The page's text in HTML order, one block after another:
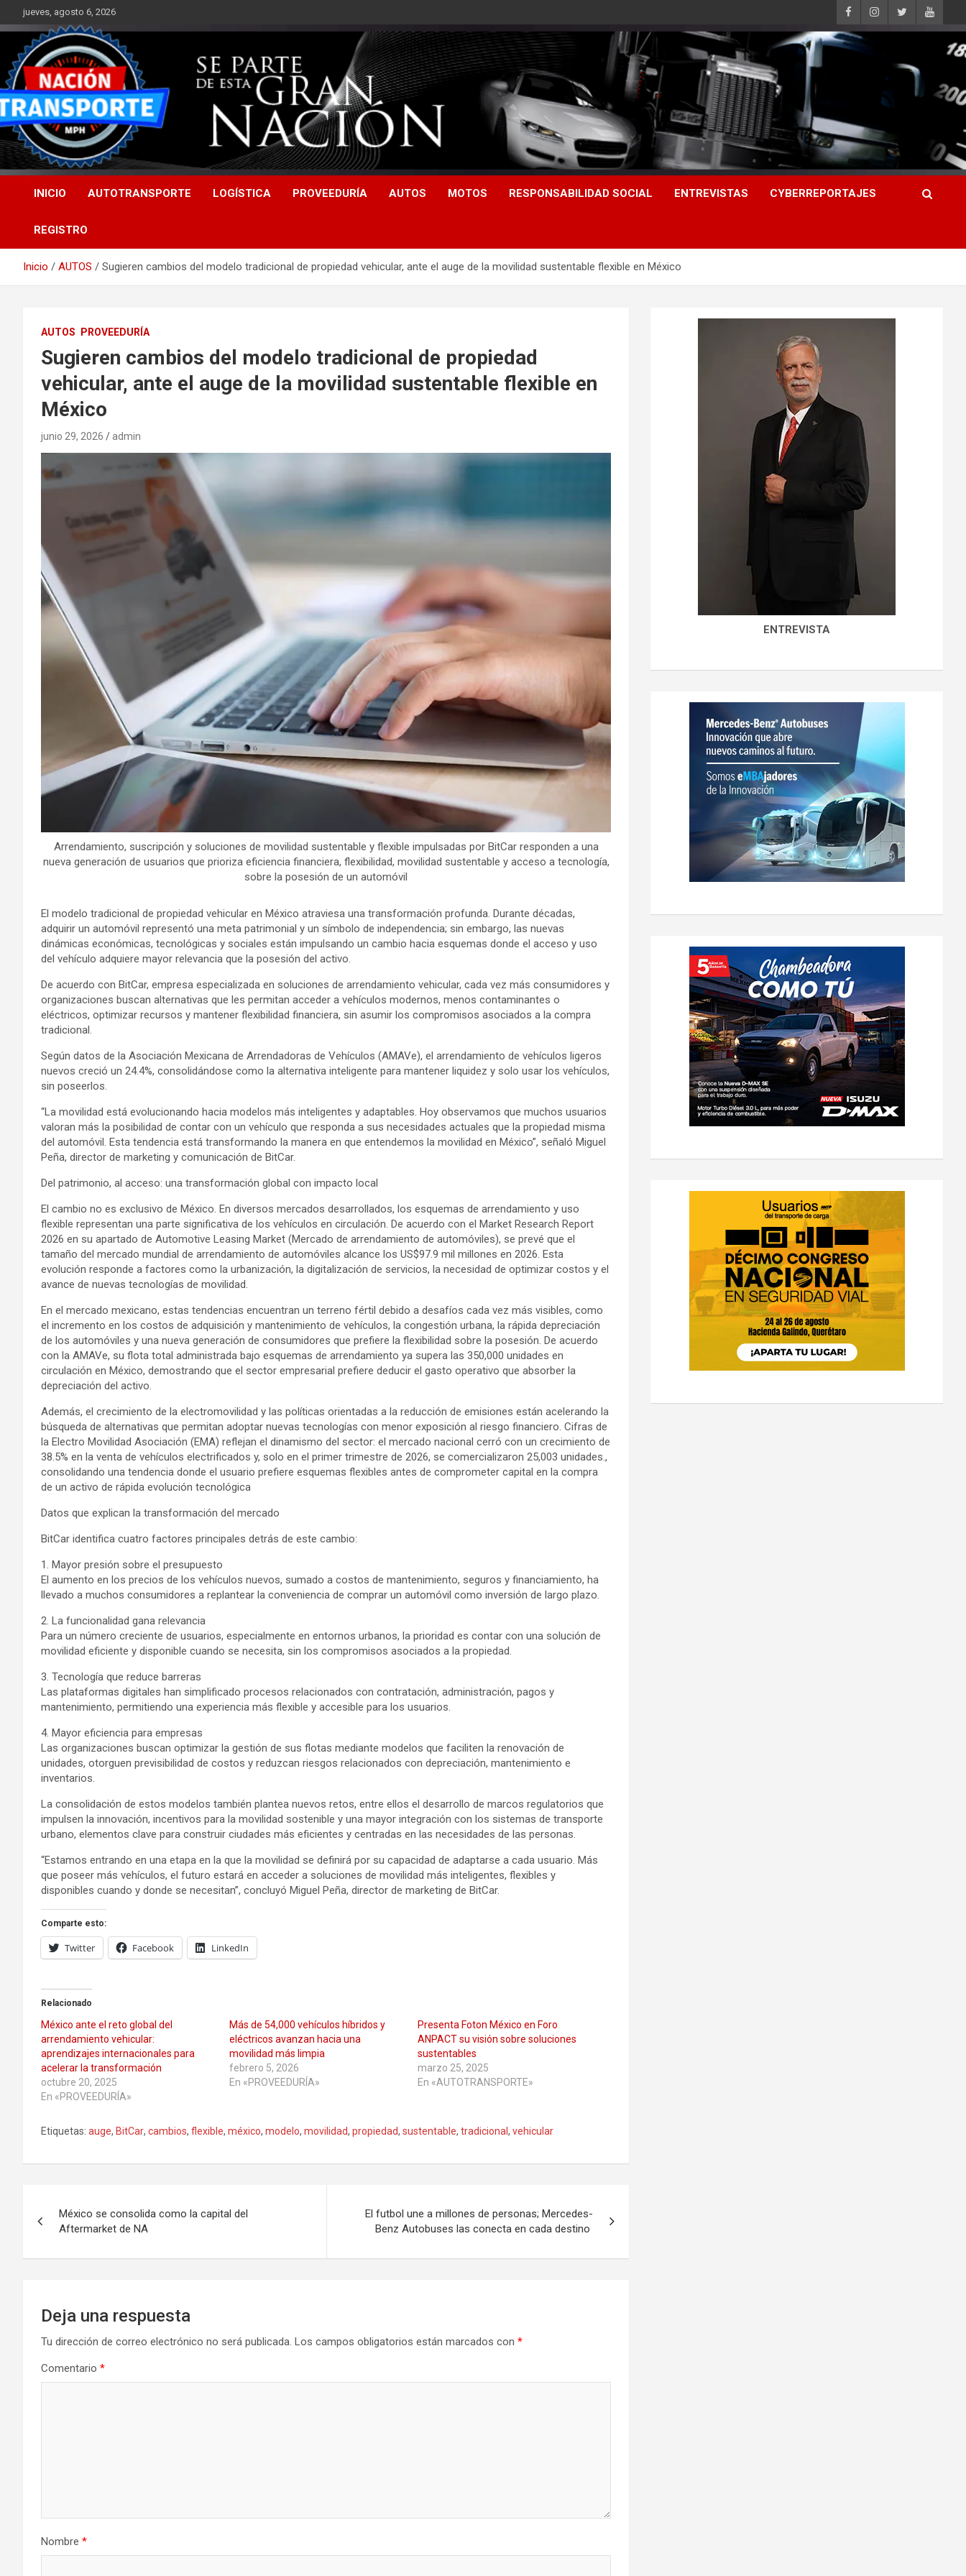
Saltar
al
contenido
jueves, agosto 6, 2026
INICIO AUTOTRANSPORTE LOGÍSTICA PROVEEDURÍA AUTOS MOTOS RESPONSABILIDAD SOCIAL ENTREVISTAS CYBERREPORTAJES
REGISTRO
Inicio AUTOS Sugieren cambios del modelo tradicional de propiedad vehicular, ante el auge de la movilidad sustentable flexible en México
AUTOS PROVEEDURÍA
Sugieren cambios del modelo tradicional de propiedad
vehicular, ante el auge de la movilidad sustentable flexible en
México
junio 29, 2026 admin
Arrendamiento, suscripción y soluciones de movilidad sustentable y flexible impulsadas por BitCar responden a una
nueva generación de usuarios que prioriza eficiencia financiera, flexibilidad, movilidad sustentable y acceso a tecnología,
sobre la posesión de un automóvil
El modelo tradicional de propiedad vehicular en México atraviesa una transformación profunda. Durante décadas,
adquirir un automóvil representó una meta patrimonial y un símbolo de independencia; sin embargo, las nuevas
dinámicas económicas, tecnológicas y sociales están impulsando un cambio hacia esquemas donde el acceso y uso
del vehículo adquiere mayor relevancia que la posesión del activo.
De acuerdo con BitCar, empresa especializada en soluciones de arrendamiento vehicular, cada vez más consumidores y
organizaciones buscan alternativas que les permitan acceder a vehículos modernos, menos contaminantes o
eléctricos, optimizar recursos y mantener flexibilidad financiera, sin asumir los compromisos asociados a la compra
tradicional.
Según datos de la Asociación Mexicana de Arrendadoras de Vehículos (AMAVe), el arrendamiento de vehículos ligeros
nuevos creció un 24.4%, consolidándose como la alternativa inteligente para mantener liquidez y solo usar los vehículos,
sin poseerlos.
“La movilidad está evolucionando hacia modelos más inteligentes y adaptables. Hoy observamos que muchos usuarios
valoran más la posibilidad de contar con un vehículo que responda a sus necesidades actuales que la propiedad misma
del automóvil. Esta tendencia está transformando la manera en que entendemos la movilidad en México”, señaló Miguel
Peña, director de marketing y comunicación de BitCar.
Del patrimonio, al acceso: una transformación global con impacto local
El cambio no es exclusivo de México. En diversos mercados desarrollados, los esquemas de arrendamiento y uso
flexible representan una parte significativa de los vehículos en circulación. De acuerdo con el Market Research Report
2026 en su apartado de Automotive Leasing Market (Mercado de arrendamiento de automóviles), se prevé que el
tamaño del mercado mundial de arrendamiento de automóviles alcance los US$97.9 mil millones en 2026. Esta
evolución responde a factores como la urbanización, la digitalización de servicios, la necesidad de optimizar costos y el
avance de nuevas tecnologías de movilidad.
En el mercado mexicano, estas tendencias encuentran un terreno fértil debido a desafíos cada vez más visibles, como
el incremento en los costos de adquisición y mantenimiento de vehículos, la congestión urbana, la rápida depreciación
de los automóviles y una nueva generación de consumidores que prefiere la flexibilidad sobre la posesión. De acuerdo
con la AMAVe, su flota total administrada bajo esquemas de arrendamiento ya supera las 350,000 unidades en
circulación en México, demostrando que el sector empresarial prefiere deducir el gasto operativo que absorber la
depreciación del activo.
Además, el crecimiento de la electromovilidad y las políticas orientadas a la reducción de emisiones están acelerando la
búsqueda de alternativas que permitan adoptar nuevas tecnologías con menor exposición al riesgo financiero. Cifras de
la Electro Movilidad Asociación (EMA) reflejan el dinamismo del sector: el mercado nacional cerró con un crecimiento de
38.5% en la venta de vehículos electrificados y, solo en el primer trimestre de 2026, se comercializaron 25,003 unidades.,
consolidando una tendencia donde el usuario prefiere esquemas flexibles antes de comprometer capital en la compra
de un activo de rápida evolución tecnológica
Datos que explican la transformación del mercado
BitCar identifica cuatro factores principales detrás de este cambio:
1. Mayor presión sobre el presupuesto
El aumento en los precios de los vehículos nuevos, sumado a costos de mantenimiento, seguros y financiamiento, ha
llevado a muchos consumidores a replantear la conveniencia de comprar un automóvil como inversión de largo plazo.
2. La funcionalidad gana relevancia
Para un número creciente de usuarios, especialmente en entornos urbanos, la prioridad es contar con una solución de
movilidad eficiente y disponible cuando se necesita, sin los compromisos asociados a la propiedad.
3. Tecnología que reduce barreras
Las plataformas digitales han simplificado procesos relacionados con contratación, administración, pagos y
mantenimiento, permitiendo una experiencia más flexible y accesible para los usuarios.
4. Mayor eficiencia para empresas
Las organizaciones buscan optimizar la gestión de sus flotas mediante modelos que faciliten la renovación de
unidades, otorguen previsibilidad de costos y reduzcan riesgos relacionados con depreciación, mantenimiento e
inventarios.
La consolidación de estos modelos también plantea nuevos retos, entre ellos el desarrollo de marcos regulatorios que
impulsen la innovación, incentivos para la movilidad sostenible y una mayor integración con los sistemas de transporte
urbano, elementos clave para construir ciudades más eficientes y centradas en las necesidades de las personas.
“Estamos entrando en una etapa en la que la movilidad se definirá por su capacidad de adaptarse a cada usuario. Más
que poseer más vehículos, el futuro estará en acceder a soluciones de movilidad más inteligentes, flexibles y
disponibles cuando y donde se necesitan”, concluyó Miguel Peña, director de marketing de BitCar.
Comparte esto:
Twitter Facebook LinkedIn
Relacionado
México ante el reto global del
arrendamiento vehicular:
aprendizajes internacionales para
acelerar la transformación
octubre 20, 2025
En «PROVEEDURÍA»
Más de 54,000 vehículos híbridos y
eléctricos avanzan hacia una
movilidad más limpia
febrero 5, 2026
En «PROVEEDURÍA»
Presenta Foton México en Foro
ANPACT su visión sobre soluciones
sustentables
marzo 25, 2025
En «AUTOTRANSPORTE»
Etiquetas: auge, BitCar, cambios, flexible, méxico, modelo, movilidad, propiedad, sustentable, tradicional , vehicular
de
entradas
México se consolida como la capital del
Aftermarket de NA
El futbol une a millones de personas; Mercedes-
Benz Autobuses las conecta en cada destino
Deja una respuesta
Tu dirección de correo electrónico no será publicada. Los campos obligatorios están marcados con *
Comentario *
Nombre *
ENTREVISTA